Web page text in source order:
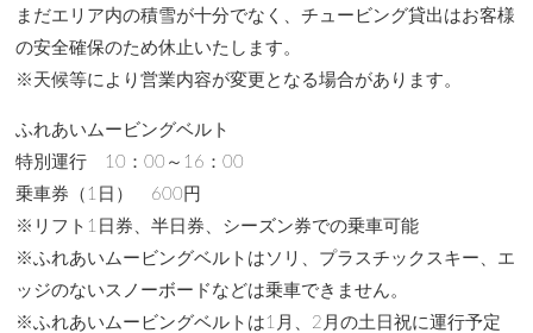
まだエリア内の積雪が十分でなく、チュービング貸出はお客様
の安全確保のため休止いたします。
※天候等により営業内容が変更となる場合があります。
ふれあいムービングベルト
特別運行 10：00～16：00
乗車券（1日） 600円
※リフト1日券、半日券、シーズン券での乗車可能
※ふれあいムービングベルトはソリ、プラスチックスキー、エ
ッジのないスノーボードなどは乗車できません。
※ふれあいムービングベルトは1月、2月の土日祝に運行予定